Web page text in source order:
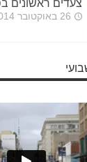
צעדים ראשונים
26 באוקטובר 2014